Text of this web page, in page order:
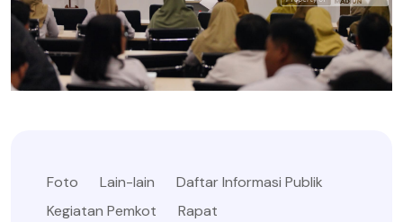
Foto Lain-lain
Daftar Informasi Publik
Kegiatan Pemkot
Rapat